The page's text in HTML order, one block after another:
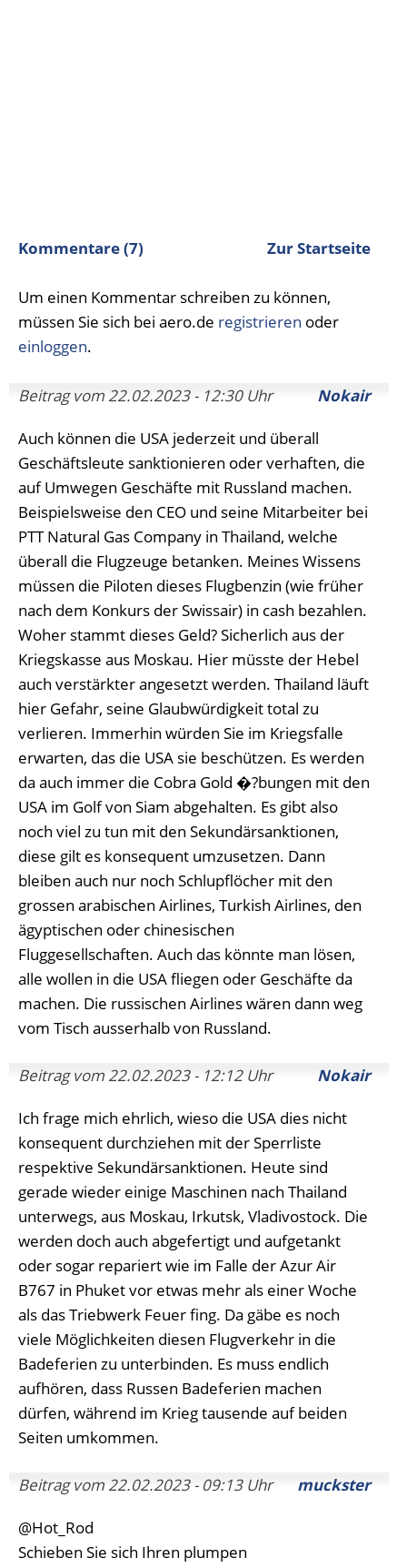
Kommentare (7) Zur Startseite
Um einen Kommentar schreiben zu können,
müssen Sie sich bei aero.de registrieren oder
einloggen.
Beitrag vom 22.02.2023 - 12:30 Uhr Nokair
Auch können die USA jederzeit und überall
Geschäftsleute sanktionieren oder verhaften, die
auf Umwegen Geschäfte mit Russland machen.
Beispielsweise den CEO und seine Mitarbeiter bei
PTT Natural Gas Company in Thailand, welche
überall die Flugzeuge betanken. Meines Wissens
müssen die Piloten dieses Flugbenzin (wie früher
nach dem Konkurs der Swissair) in cash bezahlen.
Woher stammt dieses Geld? Sicherlich aus der
Kriegskasse aus Moskau. Hier müsste der Hebel
auch verstärkter angesetzt werden. Thailand läuft
hier Gefahr, seine Glaubwürdigkeit total zu
verlieren. Immerhin würden Sie im Kriegsfalle
erwarten, das die USA sie beschützen. Es werden
da auch immer die Cobra Gold �?bungen mit den
USA im Golf von Siam abgehalten. Es gibt also
noch viel zu tun mit den Sekundärsanktionen,
diese gilt es konsequent umzusetzen. Dann
bleiben auch nur noch Schlupflöcher mit den
grossen arabischen Airlines, Turkish Airlines, den
ägyptischen oder chinesischen
Fluggesellschaften. Auch das könnte man lösen,
alle wollen in die USA fliegen oder Geschäfte da
machen. Die russischen Airlines wären dann weg
vom Tisch ausserhalb von Russland.
Beitrag vom 22.02.2023 - 12:12 Uhr Nokair
Ich frage mich ehrlich, wieso die USA dies nicht
konsequent durchziehen mit der Sperrliste
respektive Sekundärsanktionen. Heute sind
gerade wieder einige Maschinen nach Thailand
unterwegs, aus Moskau, Irkutsk, Vladivostock. Die
werden doch auch abgefertigt und aufgetankt
oder sogar repariert wie im Falle der Azur Air
B767 in Phuket vor etwas mehr als einer Woche
als das Triebwerk Feuer fing. Da gäbe es noch
viele Möglichkeiten diesen Flugverkehr in die
Badeferien zu unterbinden. Es muss endlich
aufhören, dass Russen Badeferien machen
dürfen, während im Krieg tausende auf beiden
Seiten umkommen.
Beitrag vom 22.02.2023 - 09:13 Uhr muckster
@Hot_Rod
Schieben Sie sich Ihren plumpen